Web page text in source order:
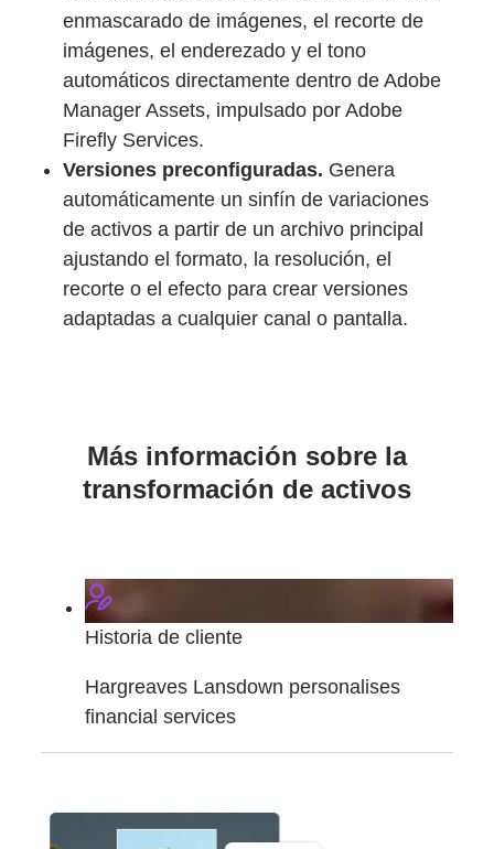
enmascarado de imágenes, el recorte de
imágenes, el enderezado y el tono
automáticos directamente dentro de Adobe
Manager Assets, impulsado por Adobe
Firefly Services.
Versiones preconfiguradas. Genera
automáticamente un sinfín de variaciones
de activos a partir de un archivo principal
ajustando el formato, la resolución, el
recorte o el efecto para crear versiones
adaptadas a cualquier canal o pantalla.
Más información sobre la
transformación de activos
Historia de cliente
Hargreaves Lansdown personalises
financial services